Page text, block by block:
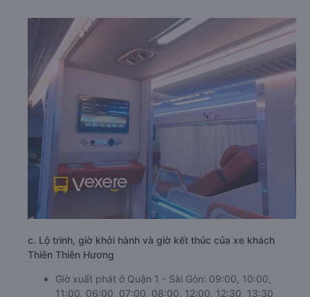
c. Lộ trình, giờ khởi hành và giờ kết thúc của xe khách
Thiên Thiên Hương
Giờ xuất phát ở Quận 1 - Sài Gòn: 09:00, 10:00,
11:00, 06:00, 07:00, 08:00, 12:00, 12:30, 13:30,